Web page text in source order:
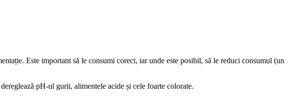
Este important să le consumi corect, iar unde este posibil, să le reduci consumul (un
pH-ul gurii, alimentele acide și cele foarte colorate.